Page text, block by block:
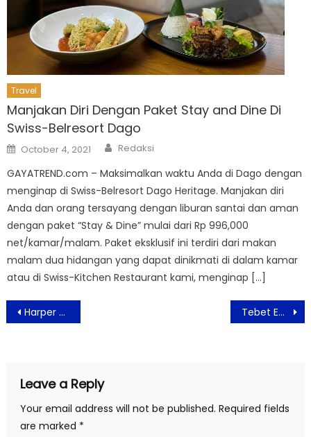
Travel
Manjakan Diri Dengan Paket Stay and Dine Di
Swiss-Belresort Dago
Posted
on
October 4, 2021 Author
Redaksi
GAYATREND.com – Maksimalkan waktu Anda di Dago dengan
menginap di Swiss-Belresort Dago Heritage. Manjakan diri
Anda dan orang tersayang dengan liburan santai dan aman
dengan paket “Stay & Dine” mulai dari Rp 996,000
net/kamar/malam. Paket eksklusif ini terdiri dari makan
malam dua hidangan yang dapat dinikmati di dalam kamar
atau di Swiss-Kitchen Restaurant kami, menginap […]
Post
navigation
Harper MT Haryono Tawarkan Menginap 24 Jam dengan Pemandangan Kota Jakarta Tebet Eco Park: Ruang Interaksi, Rekreasi, dan Edukasi Warga Jakarta
Leave a Reply
Your email address will not be published. Required fields
are marked *